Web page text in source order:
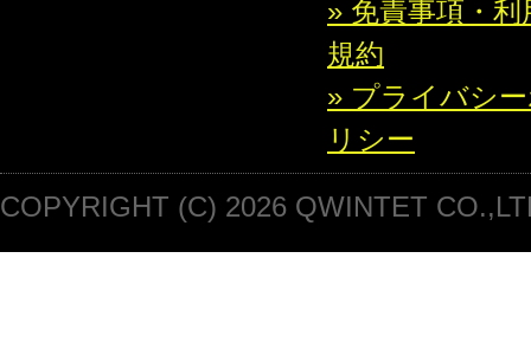
» 免責事項・利
規約
» プライバシ
リシー
COPYRIGHT (C) 2026 QWINTET